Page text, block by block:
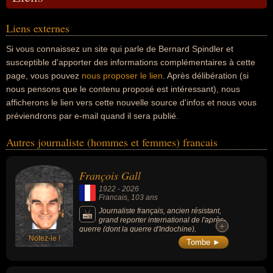
Liens externes
Si vous connaissez un site qui parle de Bernard Spindler et
susceptible d'apporter des informations complémentaires à cette
page, vous pouvez nous proposer le lien . Après délibération (si
nous pensons que le contenu proposé est intéressant), nous
afficherons le lien vers cette nouvelle source d'infos et nous vous
préviendrons par e-mail quand il sera publié.
Autres journaliste (hommes et femmes) francais
Notez-le !
François Gall
1922 - 2026
Francais, 103 ans
Journaliste français, ancien résistant,
grand reporter international de l'après-
guerre (dont la guerre d'Indochine),
romancier et essayiste (nombreux ouvrages
à succès en collaboration étroite avec son
+
+
Tombe ►